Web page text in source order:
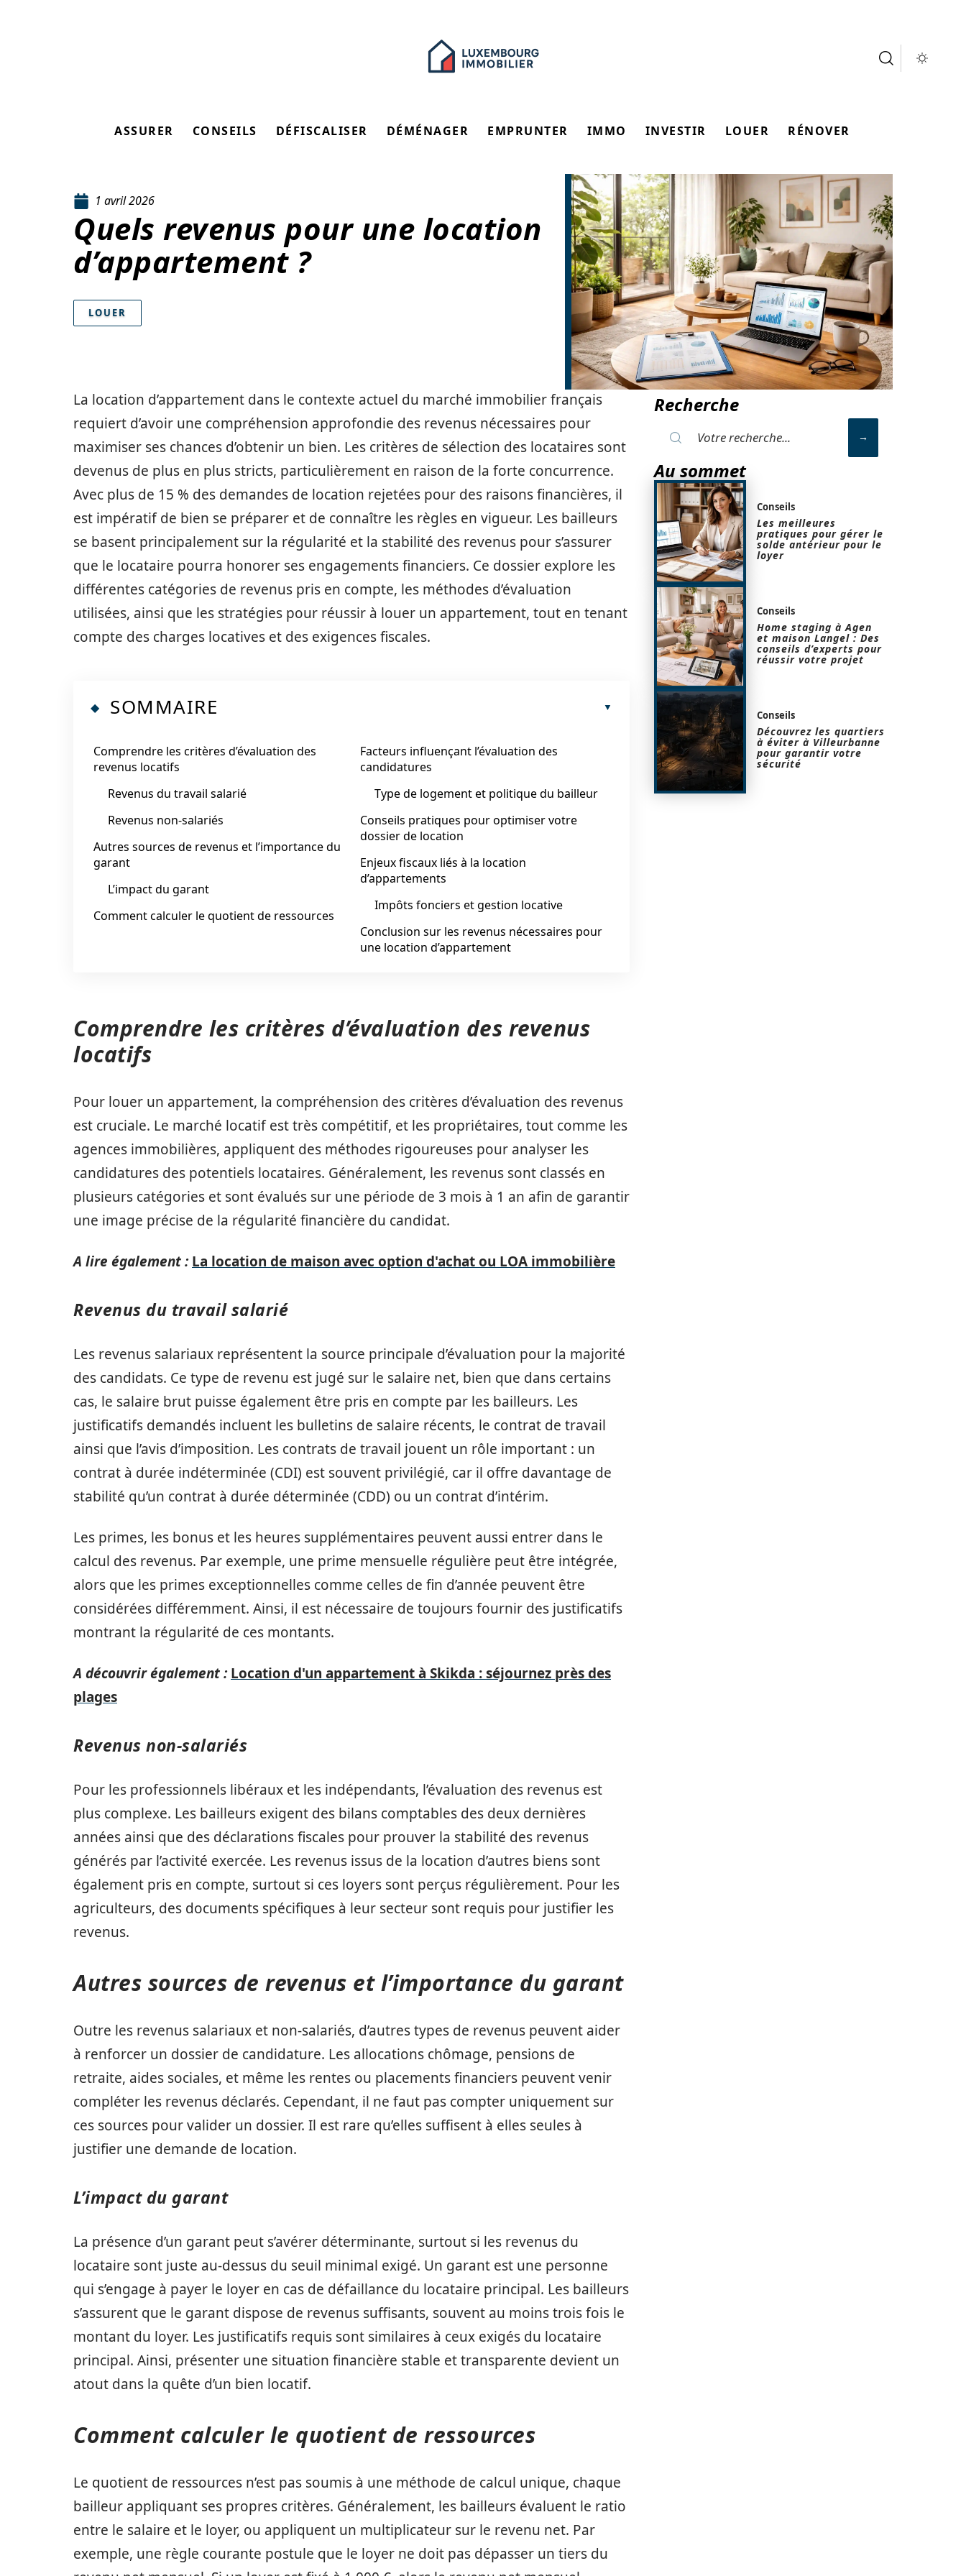
ASSURER CONSEILS DÉFISCALISER DÉMÉNAGER EMPRUNTER IMMO INVESTIR LOUER RÉNOVER
1 avril 2026
Quels revenus pour une location
d’appartement ?
LOUER
La location d’appartement dans le contexte actuel du marché immobilier français
requiert d’avoir une compréhension approfondie des revenus nécessaires pour
maximiser ses chances d’obtenir un bien. Les critères de sélection des locataires sont
devenus de plus en plus stricts, particulièrement en raison de la forte concurrence.
Avec plus de 15 % des demandes de location rejetées pour des raisons financières, il
est impératif de bien se préparer et de connaître les règles en vigueur. Les bailleurs
se basent principalement sur la régularité et la stabilité des revenus pour s’assurer
que le locataire pourra honorer ses engagements financiers. Ce dossier explore les
différentes catégories de revenus pris en compte, les méthodes d’évaluation
utilisées, ainsi que les stratégies pour réussir à louer un appartement, tout en tenant
compte des charges locatives et des exigences fiscales.
SOMMAIRE
Comprendre les critères d’évaluation des
revenus locatifs
Revenus du travail salarié
Revenus non-salariés
Autres sources de revenus et l’importance du
garant
L’impact du garant
Comment calculer le quotient de ressources
Facteurs influençant l’évaluation des
candidatures
Type de logement et politique du bailleur
Conseils pratiques pour optimiser votre
dossier de location
Enjeux fiscaux liés à la location
d’appartements
Impôts fonciers et gestion locative
Conclusion sur les revenus nécessaires pour
une location d’appartement
Comprendre les critères d’évaluation des revenus
locatifs
Pour louer un appartement, la compréhension des critères d’évaluation des revenus
est cruciale. Le marché locatif est très compétitif, et les propriétaires, tout comme les
agences immobilières, appliquent des méthodes rigoureuses pour analyser les
candidatures des potentiels locataires. Généralement, les revenus sont classés en
plusieurs catégories et sont évalués sur une période de 3 mois à 1 an afin de garantir
une image précise de la régularité financière du candidat.
A lire également : La location de maison avec option d'achat ou LOA immobilière
Revenus du travail salarié
Les revenus salariaux représentent la source principale d’évaluation pour la majorité
des candidats. Ce type de revenu est jugé sur le salaire net, bien que dans certains
cas, le salaire brut puisse également être pris en compte par les bailleurs. Les
justificatifs demandés incluent les bulletins de salaire récents, le contrat de travail
ainsi que l’avis d’imposition. Les contrats de travail jouent un rôle important : un
contrat à durée indéterminée (CDI) est souvent privilégié, car il offre davantage de
stabilité qu’un contrat à durée déterminée (CDD) ou un contrat d’intérim.
Les primes, les bonus et les heures supplémentaires peuvent aussi entrer dans le
calcul des revenus. Par exemple, une prime mensuelle régulière peut être intégrée,
alors que les primes exceptionnelles comme celles de fin d’année peuvent être
considérées différemment. Ainsi, il est nécessaire de toujours fournir des justificatifs
montrant la régularité de ces montants.
A découvrir également : Location d'un appartement à Skikda : séjournez près des
plages
Revenus non-salariés
Pour les professionnels libéraux et les indépendants, l’évaluation des revenus est
plus complexe. Les bailleurs exigent des bilans comptables des deux dernières
années ainsi que des déclarations fiscales pour prouver la stabilité des revenus
générés par l’activité exercée. Les revenus issus de la location d’autres biens sont
également pris en compte, surtout si ces loyers sont perçus régulièrement. Pour les
agriculteurs, des documents spécifiques à leur secteur sont requis pour justifier les
revenus.
Autres sources de revenus et l’importance du garant
Outre les revenus salariaux et non-salariés, d’autres types de revenus peuvent aider
à renforcer un dossier de candidature. Les allocations chômage, pensions de
retraite, aides sociales, et même les rentes ou placements financiers peuvent venir
compléter les revenus déclarés. Cependant, il ne faut pas compter uniquement sur
ces sources pour valider un dossier. Il est rare qu’elles suffisent à elles seules à
justifier une demande de location.
L’impact du garant
La présence d’un garant peut s’avérer déterminante, surtout si les revenus du
locataire sont juste au-dessus du seuil minimal exigé. Un garant est une personne
qui s’engage à payer le loyer en cas de défaillance du locataire principal. Les bailleurs
s’assurent que le garant dispose de revenus suffisants, souvent au moins trois fois le
montant du loyer. Les justificatifs requis sont similaires à ceux exigés du locataire
principal. Ainsi, présenter une situation financière stable et transparente devient un
atout dans la quête d’un bien locatif.
Comment calculer le quotient de ressources
Le quotient de ressources n’est pas soumis à une méthode de calcul unique, chaque
bailleur appliquant ses propres critères. Généralement, les bailleurs évaluent le ratio
entre le salaire et le loyer, ou appliquent un multiplicateur sur le revenu net. Par
exemple, une règle courante postule que le loyer ne doit pas dépasser un tiers du
Recherche
Au sommet
Conseils
Les meilleures
pratiques pour gérer le
solde antérieur pour le
loyer
Conseils
Home staging à Agen
et maison Langel : Des
conseils d’experts pour
réussir votre projet
Conseils
Découvrez les quartiers
à éviter à Villeurbanne
pour garantir votre
sécurité